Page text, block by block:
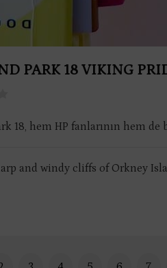
PARK 18 VIKING
18, hem HP fanlarının hem
and windy cliffs of Orkney